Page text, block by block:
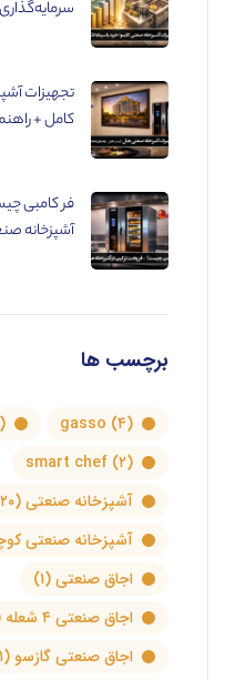
تجهیزات
کامل +
فر کامبی
آشپزخانه
برچسب ها
gasso (۴)
smart chef (۲)
آشپزخانه صنعتی(۲۰)
آشپزخانه صنعتی
اجاق صنعتی(۱)
اجاق صنعتی ۴ شعله
اجاق صنعتی گازسو (۱)